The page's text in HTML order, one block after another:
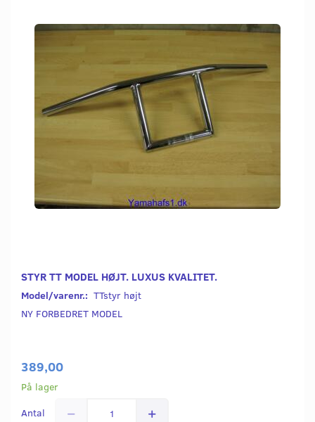
STYR TT MODEL HØJT. LUXUS KVALITET.
Model/varenr.: TTstyr højt
NY FORBEDRET MODEL
389,00
På lager
Antal